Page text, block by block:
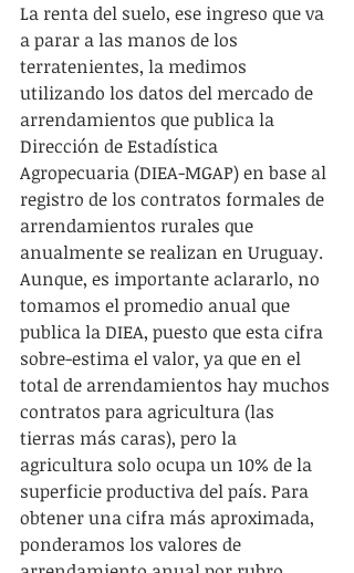
La renta del suelo, ese ingreso que va
a parar a las manos de los
terratenientes, la medimos
utilizando los datos del mercado de
arrendamientos que publica la
Dirección de Estadística
Agropecuaria (DIEA-MGAP) en base al
registro de los contratos formales de
arrendamientos rurales que
anualmente se realizan en Uruguay.
Aunque, es importante aclararlo, no
tomamos el promedio anual que
publica la DIEA, puesto que esta cifra
sobre-estima el valor, ya que en el
total de arrendamientos hay muchos
contratos para agricultura (las
tierras más caras), pero la
agricultura solo ocupa un 10% de la
superficie productiva del país. Para
obtener una cifra más aproximada,
ponderamos los valores de